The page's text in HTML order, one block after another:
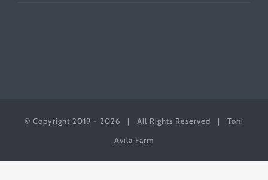
© Copyright 2019 - 2026 | All Rights Reserved | Toni
Avila Farm